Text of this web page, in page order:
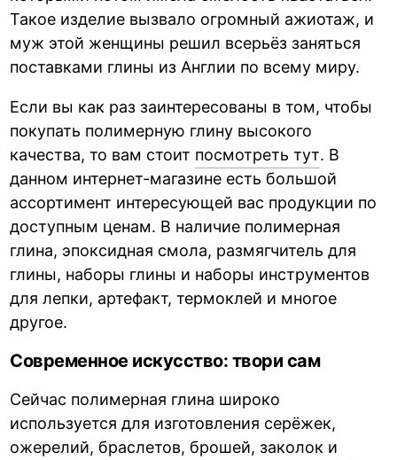
Такое изделие вызвало огромный ажиотаж, и
муж этой женщины решил всерьёз заняться
поставками глины из Англии по всему миру.
Если вы как раз заинтересованы в том, чтобы
покупать полимерную глину высокого
качества, то вам стоит посмотреть тут. В
данном интернет-магазине есть большой
ассортимент интересующей вас продукции по
доступным ценам. В наличие полимерная
глина, эпоксидная смола, размягчитель для
глины, наборы глины и наборы инструментов
для лепки, артефакт, термоклей и многое
другое.
Современное искусство: твори сам
Сейчас полимерная глина широко
используется для изготовления серёжек,
ожерелий, браслетов, брошей, заколок и